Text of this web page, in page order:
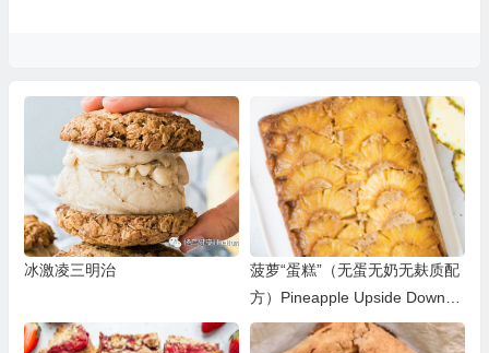
冰激凌三明治
菠萝“蛋糕”（无蛋无奶无麸质配
方）Pineapple Upside Down
“Cake”